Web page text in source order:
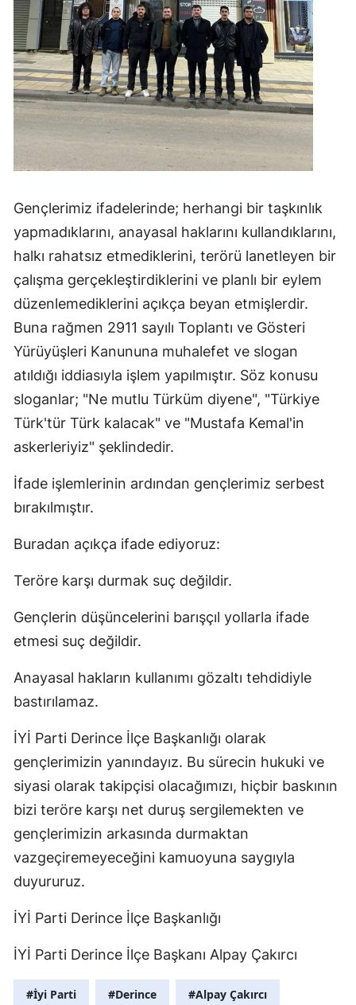
Gençlerimiz ifadelerinde; herhangi bir taşkınlık
yapmadıklarını, anayasal haklarını kullandıklarını,
halkı rahatsız etmediklerini, terörü lanetleyen bir
çalışma gerçekleştirdiklerini ve planlı bir eylem
düzenlemediklerini açıkça beyan etmişlerdir.
Buna rağmen 2911 sayılı Toplantı ve Gösteri
Yürüyüşleri Kanununa muhalefet ve slogan
atıldığı iddiasıyla işlem yapılmıştır. Söz konusu
sloganlar; "Ne mutlu Türküm diyene", "Türkiye
Türk'tür Türk kalacak" ve "Mustafa Kemal'in
askerleriyiz" şeklindedir.
İfade işlemlerinin ardından gençlerimiz serbest
bırakılmıştır.
Buradan açıkça ifade ediyoruz:
Teröre karşı durmak suç değildir.
Gençlerin düşüncelerini barışçıl yollarla ifade
etmesi suç değildir.
Anayasal hakların kullanımı gözaltı tehdidiyle
bastırılamaz.
İYİ Parti Derince İlçe Başkanlığı olarak
gençlerimizin yanındayız. Bu sürecin hukuki ve
siyasi olarak takipçisi olacağımızı, hiçbir baskının
bizi teröre karşı net duruş sergilemekten ve
gençlerimizin arkasında durmaktan
vazgeçiremeyeceğini kamuoyuna saygıyla
duyururuz.
İYİ Parti Derince İlçe Başkanlığı
İYİ Parti Derince İlçe Başkanı Alpay Çakırcı
#İyi Parti #Derince #Alpay Çakırcı